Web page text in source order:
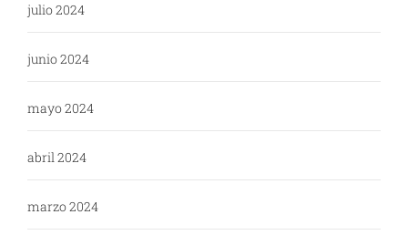
julio 2024
junio 2024
mayo 2024
abril 2024
marzo 2024